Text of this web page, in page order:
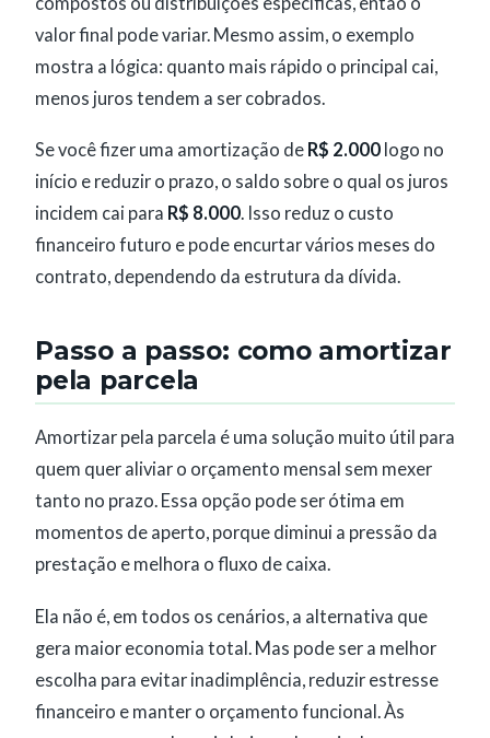
valor final pode variar. Mesmo assim, o exemplo
mostra a lógica: quanto mais rápido o principal cai,
menos juros tendem a ser cobrados.
Se você fizer uma amortização de R$ 2.000 logo no
início e reduzir o prazo, o saldo sobre o qual os juros
incidem cai para R$ 8.000. Isso reduz o custo
financeiro futuro e pode encurtar vários meses do
contrato, dependendo da estrutura da dívida.
Passo a passo: como amortizar
pela parcela
Amortizar pela parcela é uma solução muito útil para
quem quer aliviar o orçamento mensal sem mexer
tanto no prazo. Essa opção pode ser ótima em
momentos de aperto, porque diminui a pressão da
prestação e melhora o fluxo de caixa.
Ela não é, em todos os cenários, a alternativa que
gera maior economia total. Mas pode ser a melhor
escolha para evitar inadimplência, reduzir estresse
financeiro e manter o orçamento funcional. Às